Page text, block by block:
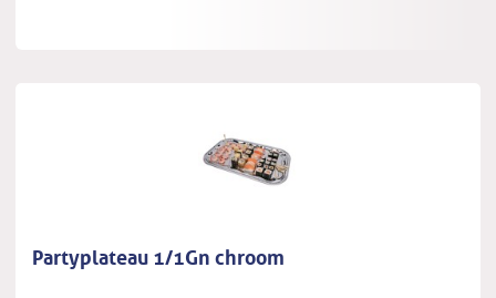
Partyplateau 1/1Gn chroom